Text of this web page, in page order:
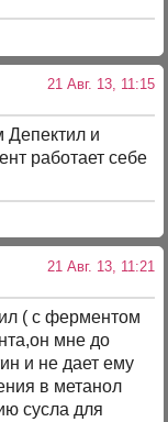
21 Авг. 13, 11:15
Депектил и
работает себе
21 Авг. 13, 11:21
( с ферментом
мне до
и не дает ему
в метанол
сусла для